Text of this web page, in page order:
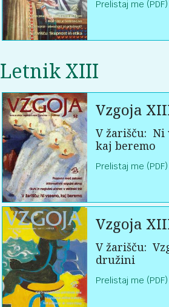
Prelistaj me (PDF)
Letnik XIII
Vzgoja
V žarišču: Ni
kaj beremo
Prelistaj me (PDF)
Vzgoja
V žarišču:
družini
Prelistaj me (PDF)